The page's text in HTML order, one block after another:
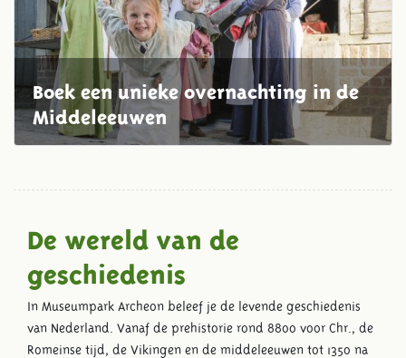
Boek een unieke overnachting in de
Middeleeuwen
De wereld van de
geschiedenis
In Museumpark Archeon beleef je de levende geschiedenis
van Nederland. Vanaf de prehistorie rond 8800 voor Chr., de
Romeinse tijd, de Vikingen en de middeleeuwen tot 1350 na